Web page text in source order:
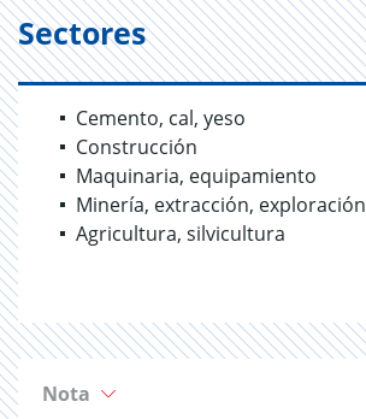
Sectores
Cemento, cal, yeso
Construcción
Maquinaria, equipamiento
Minería, extracción, exploración
Agricultura, silvicultura
Nota